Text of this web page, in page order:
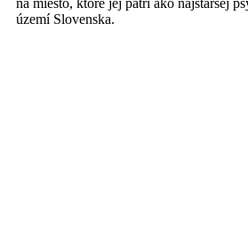
na miesto, ktoré jej patri ako najstaršej
území Slovenska.